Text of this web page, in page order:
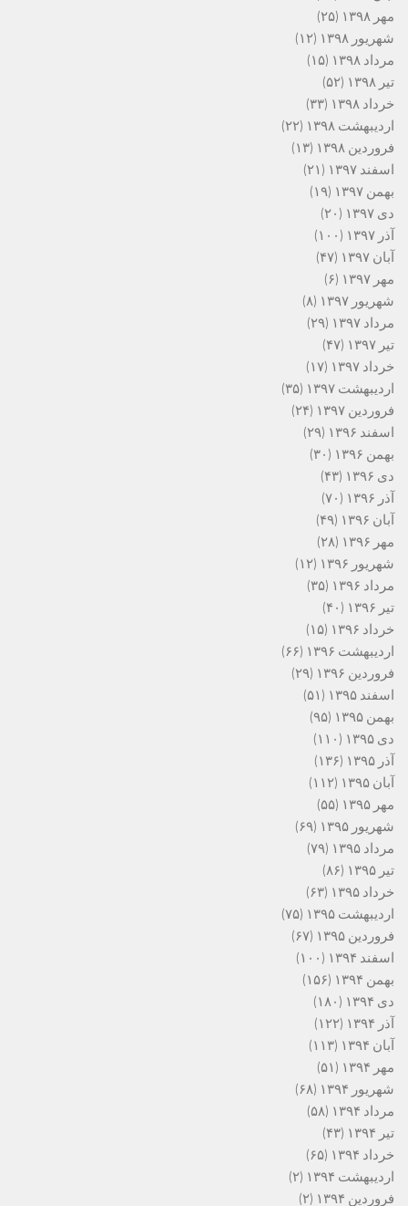
مهر ۱۳۹۸
(۲۵)
شهریور ۱۳۹۸
(۱۲)
مرداد ۱۳۹۸
(۱۵)
تیر ۱۳۹۸
(۵۲)
خرداد ۱۳۹۸
(۳۳)
اردیبهشت ۱۳۹۸
(۲۲)
فروردین ۱۳۹۸
(۱۳)
اسفند ۱۳۹۷
(۲۱)
بهمن ۱۳۹۷
(۱۹)
دی ۱۳۹۷
(۲۰)
آذر ۱۳۹۷
(۱۰۰)
آبان ۱۳۹۷
(۴۷)
مهر ۱۳۹۷
(۶)
شهریور ۱۳۹۷
(۸)
مرداد ۱۳۹۷
(۲۹)
تیر ۱۳۹۷
(۴۷)
خرداد ۱۳۹۷
(۱۷)
اردیبهشت ۱۳۹۷
(۳۵)
فروردین ۱۳۹۷
(۲۴)
اسفند ۱۳۹۶
(۲۹)
بهمن ۱۳۹۶
(۳۰)
دی ۱۳۹۶
(۴۳)
آذر ۱۳۹۶
(۷۰)
آبان ۱۳۹۶
(۴۹)
مهر ۱۳۹۶
(۲۸)
شهریور ۱۳۹۶
(۱۲)
مرداد ۱۳۹۶
(۳۵)
تیر ۱۳۹۶
(۴۰)
خرداد ۱۳۹۶
(۱۵)
اردیبهشت ۱۳۹۶
(۶۶)
فروردین ۱۳۹۶
(۲۹)
اسفند ۱۳۹۵
(۵۱)
بهمن ۱۳۹۵
(۹۵)
دی ۱۳۹۵
(۱۱۰)
آذر ۱۳۹۵
(۱۳۶)
آبان ۱۳۹۵
(۱۱۲)
مهر ۱۳۹۵
(۵۵)
شهریور ۱۳۹۵
(۶۹)
مرداد ۱۳۹۵
(۷۹)
تیر ۱۳۹۵
(۸۶)
خرداد ۱۳۹۵
(۶۳)
اردیبهشت ۱۳۹۵
(۷۵)
فروردین ۱۳۹۵
(۶۷)
اسفند ۱۳۹۴
(۱۰۰)
بهمن ۱۳۹۴
(۱۵۶)
دی ۱۳۹۴
(۱۸۰)
آذر ۱۳۹۴
(۱۲۲)
آبان ۱۳۹۴
(۱۱۳)
مهر ۱۳۹۴
(۵۱)
شهریور ۱۳۹۴
(۶۸)
مرداد ۱۳۹۴
(۵۸)
تیر ۱۳۹۴
(۴۳)
خرداد ۱۳۹۴
(۶۵)
اردیبهشت ۱۳۹۴
(۲)
فروردین ۱۳۹۴
(۲)